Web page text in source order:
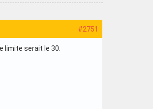
#2751
limite serait le 30.